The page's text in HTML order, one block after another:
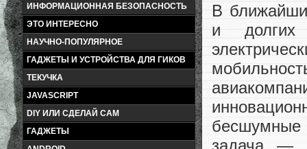
ИНФОРМАЦИОННАЯ БЕЗОПАСНОСТЬ
ЭТО ИНТЕРЕСНО
НАУЧНО-ПОПУЛЯРНОЕ
ГАДЖЕТЫ И УСТРОЙСТВА ДЛЯ ГИКОВ
ТЕКУЧКА
JAVASCRIPT
DIY ИЛИ СДЕЛАЙ САМ
ГАДЖЕТЫ
В
и долгих
бесшумные
задача —